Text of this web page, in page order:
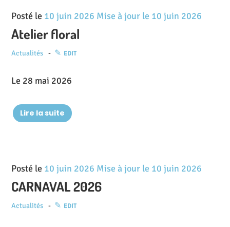
Posté le 10 juin 2026 Mise à jour le 10 juin 2026
Atelier floral
Actualités EDIT
Le 28 mai 2026
Lire la suite
Posté le 10 juin 2026 Mise à jour le 10 juin 2026
CARNAVAL 2026
Actualités EDIT